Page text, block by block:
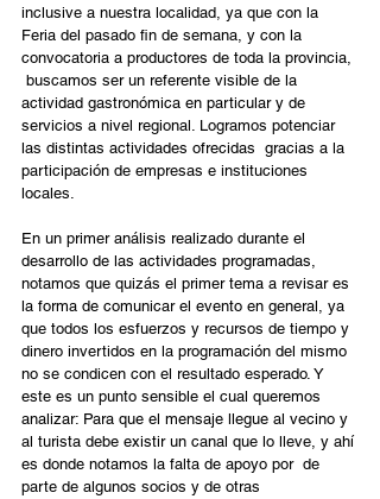
inclusive a nuestra localidad, ya que con la
Feria del pasado fin de semana, y con la
convocatoria a productores de toda la provincia,
buscamos ser un referente visible de la
actividad gastronómica en particular y de
servicios a nivel regional. Logramos potenciar
las distintas actividades ofrecidas  gracias a la
participación de empresas e instituciones
locales.
En un primer análisis realizado durante el
desarrollo de las actividades programadas,
notamos que quizás el primer tema a revisar es
la forma de comunicar el evento en general, ya
que todos los esfuerzos y recursos de tiempo y
dinero invertidos en la programación del mismo
no se condicen con el resultado esperado. Y
este es un punto sensible el cual queremos
analizar: Para que el mensaje llegue al vecino y
al turista debe existir un canal que lo lleve, y ahí
es donde notamos la falta de apoyo por  de
parte de algunos socios y de otras